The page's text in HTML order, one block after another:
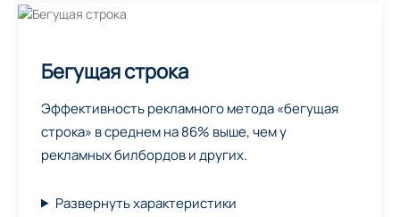
Бегущая строка
Эффективность рекламного метода «бегущая
строка» в среднем на 86% выше, чем у
рекламных билбордов и других.
Развернуть характеристики